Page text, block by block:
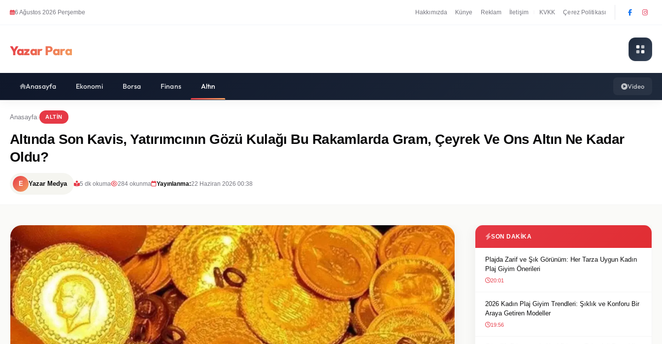
6 Ağustos 2026 Perşembe Hakkımızda Künye Reklam İletişim KVKK Çerez Politikası
Yazar Para
Anasayfa Ekonomi Borsa Finans Altın Video
Anasayfa ALTIN
Altında Son Kavis, Yatırımcının Gözü Kulağı Bu Rakamlarda Gram, Çeyrek Ve Ons Altın Ne Kadar
Oldu?
E Yazar Medya 5 dk okuma 284 okunma Yayınlanma:22 Haziran 2026 00:38
SON DAKIKA
Plajda Zarif ve Şık Görünüm: Her Tarza Uygun Kadın
Plaj Giyim Önerileri
20:01
2026 Kadın Plaj Giyim Trendleri: Şıklık ve Konforu Bir
Araya Getiren Modeller
19:56